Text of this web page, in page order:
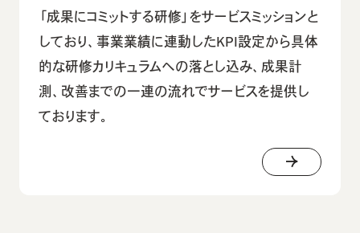
「成果にコミットする研修」をサービスミッションと
しており、事業業績に連動したKPI設定から具体
的な研修カリキュラムへの落とし込み、成果計
測、改善までの一連の流れでサービスを提供し
ております。